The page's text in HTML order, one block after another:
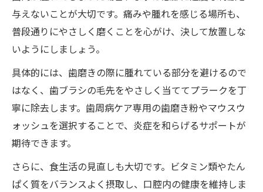
与えないことが大切です。痛みや腫れを感じる場所も、
普段通りにやさしく磨くことを心がけ、決して放置しな
いようにしましょう。
具体的には、歯磨きの際に腫れている部分を避けるので
はなく、歯ブラシの毛先をやさしく当ててプラークを丁
寧に除去します。歯周病ケア専用の歯磨き粉やマウスウ
ォッシュを選択することで、炎症を和らげるサポートが
期待できます。
さらに、食生活の見直しも大切です。ビタミン類やたん
ぱく質をバランスよく摂取し、口腔内の健康を維持しま